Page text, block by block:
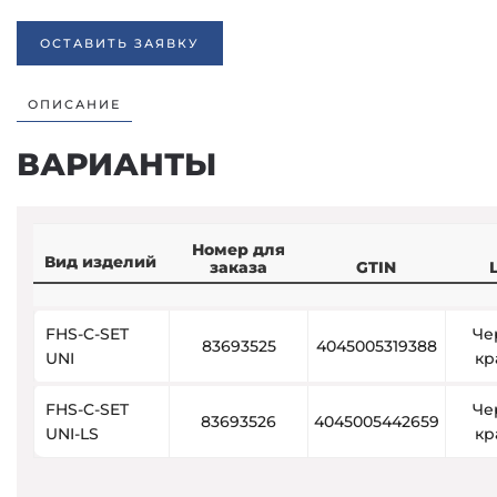
ОСТАВИТЬ ЗАЯВКУ
ОПИСАНИЕ
ВАРИАНТЫ
Вид изделий
Номер для
заказа
GTIN
FHS-C-SET
UNI
83693525 4045005319388
FHS-C-SET
UNI-LS
83693526 4045005442659